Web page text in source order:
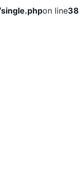
on line38